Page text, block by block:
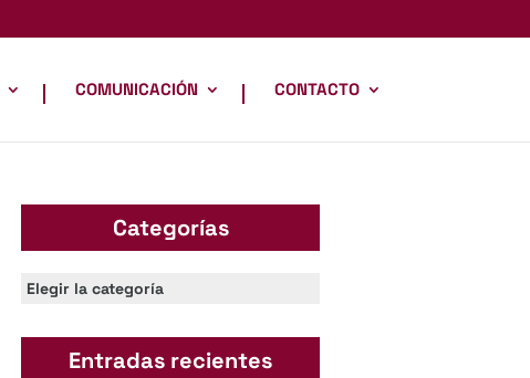
COMUNICACIÓN CONTACTO
Categorías
Categorías
Entradas recientes